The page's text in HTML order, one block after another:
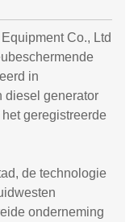
Co., Ltd
in
diesel generator
geregistreerde
de technologie
onderneming